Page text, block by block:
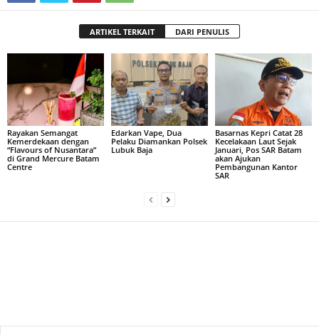
ARTIKEL TERKAIT DARI PENULIS
Rayakan Semangat
Kemerdekaan dengan
“Flavours of Nusantara”
di Grand Mercure Batam
Centre
Edarkan Vape, Dua
Pelaku Diamankan Polsek
Lubuk Baja
Basarnas Kepri Catat 28
Kecelakaan Laut Sejak
Januari, Pos SAR Batam
akan Ajukan
Pembangunan Kantor
SAR